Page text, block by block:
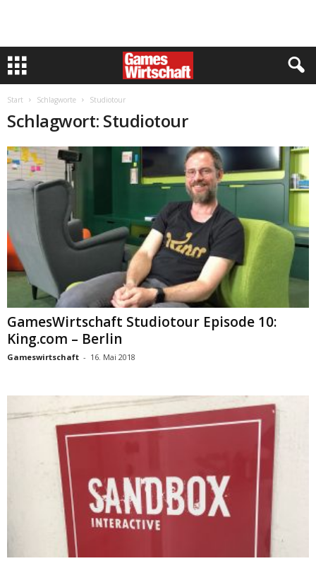
Start Schlagworte Studiotour
Schlagwort: Studiotour
GamesWirtschaft Studiotour Episode 10:
King.com – Berlin
Gameswirtschaft - 16. Mai 2018